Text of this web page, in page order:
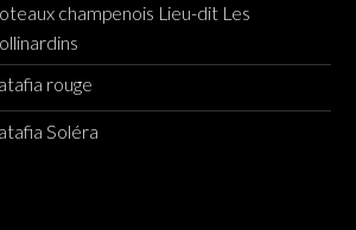
champenois Lieu-dit Les
rouge
Soléra